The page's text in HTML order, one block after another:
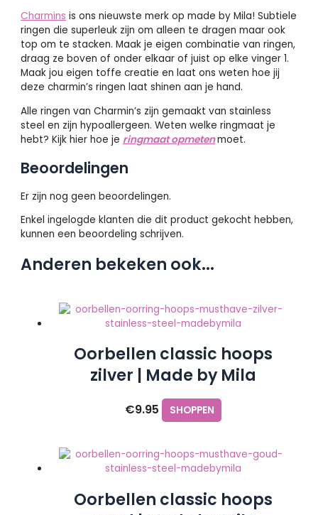
Charmins is ons nieuwste merk op made by Mila! Subtiele
ringen die superleuk zijn om alleen te dragen maar ook
top om te stacken. Maak je eigen combinatie van ringen,
draag ze boven of onder elkaar of juist op elke vinger 1.
Maak jou eigen toffe creatie en laat ons weten hoe jij
deze charmin’s ringen laat shinen aan je hand.
Alle ringen van Charmin’s zijn gemaakt van stainless
steel en zijn hypoallergeen. Weten welke ringmaat je
hebt? Kijk hier hoe je ringmaat opmetenmoet.
Beoordelingen
Er zijn nog geen beoordelingen.
Enkel ingelogde klanten die dit product gekocht hebben,
kunnen een beoordeling schrijven.
Anderen bekeken ook...
Oorbellen classic hoops
zilver | Made by Mila
€9.95 SHOPPEN
Oorbellen classic hoops